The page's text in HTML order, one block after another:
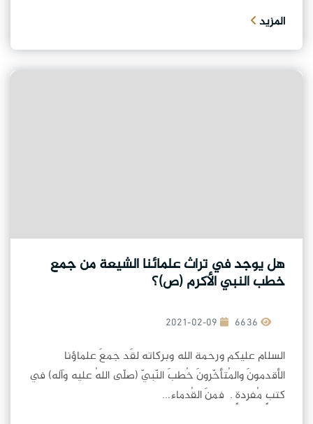
المزيد
هل يوجد في تراث علمائنا الشيعة من جمع
خطب النبي الأكرم (ص)؟
2021-02-09
السلام عليكم ورحمة الله وبركاته لقَد جمعَ علماؤنا
الأقدمونَ والمُتأخّرونَ خُطبَ النّبيّ (صلّى اللهُ عليه وآله) في
كتبٍ مُفردةٍ . فمنَ القُدماء...